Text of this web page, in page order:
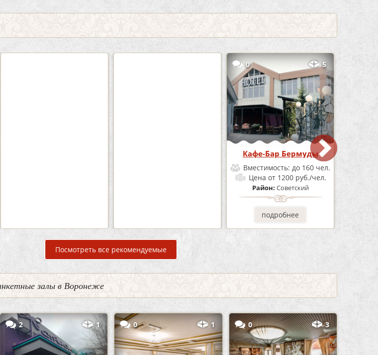
0 5
Кафе-Бар Бермуды
Вместимость: до 160 чел.
Цена от 1200 руб./чел.
Район: Советский
подробнее
Посмотреть все рекомендуемые
залы в Воронеже
2 1 0 1 0 3